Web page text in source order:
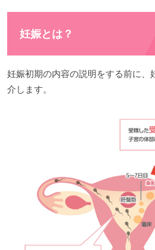
妊娠とは？
妊娠初期の内容の説明をする前に、
介します。